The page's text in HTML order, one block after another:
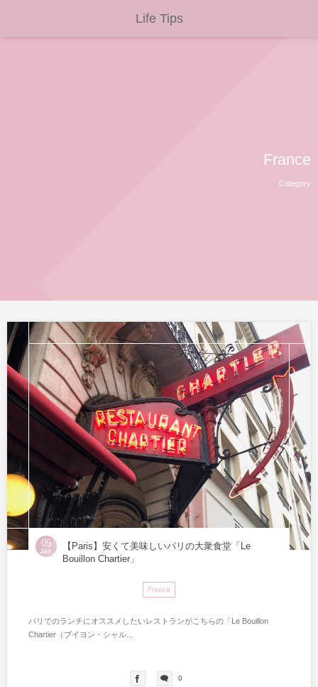
Life Tips
France
Category
05
Jan
【Paris】安くて美味しいパリの大衆食堂「Le
Bouillon Chartier」
France
パリでのランチにオススメしたいレストランがこちらの「Le Bouillon
Chartier（ブイヨン・シャル...
0